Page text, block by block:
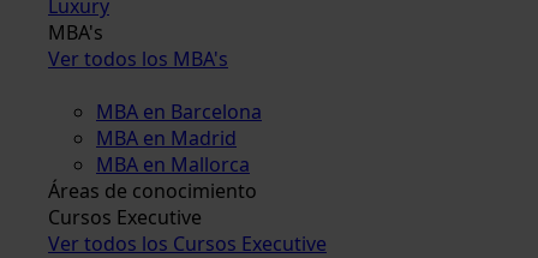
Luxury
MBA's
Ver todos los MBA's
MBA en Barcelona
MBA en Madrid
MBA en Mallorca
Áreas de conocimiento
Cursos Executive
Ver todos los Cursos Executive